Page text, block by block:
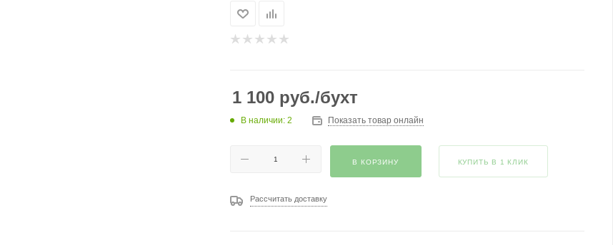
1 100руб./бухт
В наличии: 2 Показать товар онлайн
В КОРЗИНУ КУПИТЬ В 1 КЛИК
Рассчитать доставку